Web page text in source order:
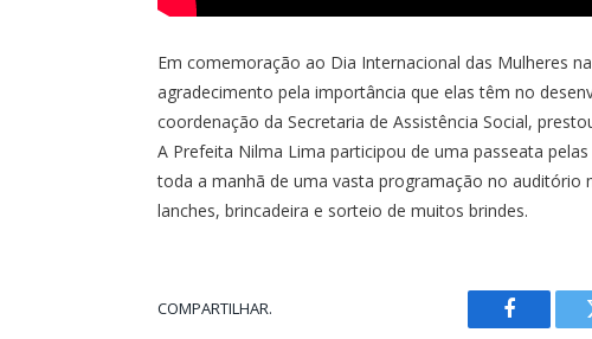
Em comemoração ao Dia Internacional das Mulheres
agradecimento pela importância que elas têm no
coordenação da Secretaria de Assistência Social,
A Prefeita Nilma Lima participou de uma passeata
toda a manhã de uma vasta programação no
lanches, brincadeira e sorteio de muitos brindes.
COMPARTILHAR.
Facebook